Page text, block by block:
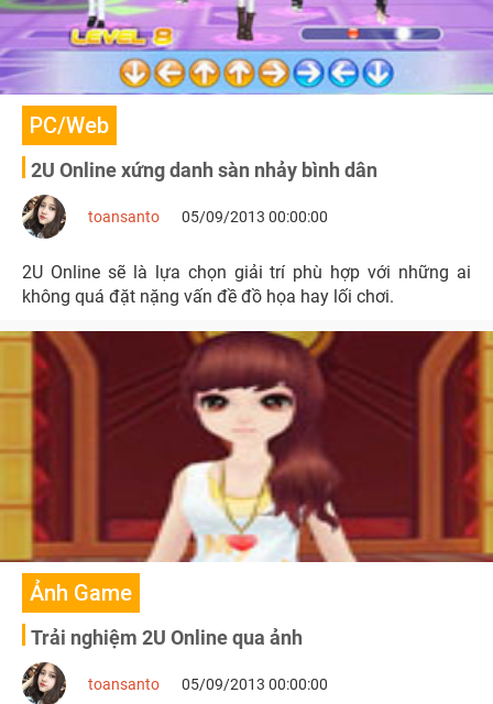
PC/Web
2U Online xứng danh sàn nhảy bình dân
toansanto 05/09/2013 00:00:00
2U Online sẽ là lựa chọn giải trí phù hợp với những ai
không quá đặt nặng vấn đề đồ họa hay lối chơi.
Ảnh Game
Trải nghiệm 2U Online qua ảnh
toansanto 05/09/2013 00:00:00